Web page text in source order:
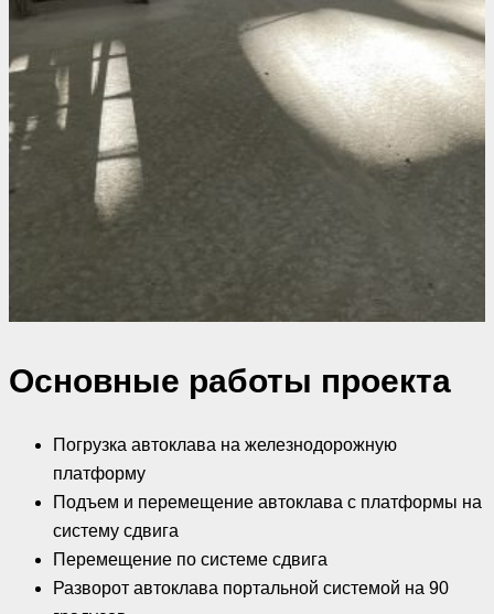
Основные работы проекта
Погрузка автоклава на железнодорожную
платформу
Подъем и перемещение автоклава с платформы на
систему сдвига
Перемещение по системе сдвига
Разворот автоклава портальной системой на 90